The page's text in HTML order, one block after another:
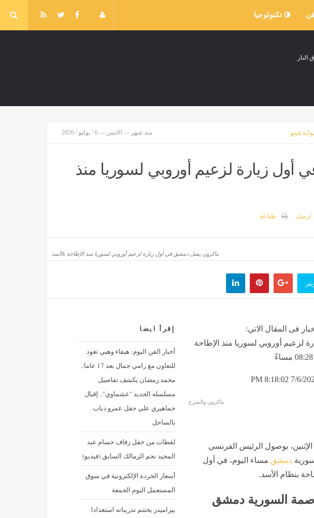
تكنولوجيا
فيتو منذ شهر — الاثنين — 6 / يوليو / 2026
زيارة لزعيم أوروبي لسوريا منذ
ارسل طباعة
ماكرون يصل دمشق في أول زيارة لزعيم أوروبي لسوريا منذ الإطاحة بالأسد
إقرأ ايضا
أخبار الفن اليوم: هيفاء وهبي تعود
للتعاون مع رامي جمال بعد 17 عاما..
محمد رمضان يكشف تفاصيل
مسلسله الجديد "عشماوي".. إقبال
جماهيري علي حفل عمرو دياب
بالساحل
لقطات من حفل زفاف حسام عبد
المجيد نجم الزمالك السابق (فيديو)
أسعار الخردة الإلكترونية في سوق
المستعمل اليوم الجمعة
بيراميدز يختتم تدريباته استعدادا
فى المقال الاتي:
أوروبي لسوريا منذ الإطاحة
7/6/2026
ماكرون والشرع
بوصول الرئيس الفرنسي
دمشق مساء اليوم، في أول
بنظام الأسد.
السورية دمشق